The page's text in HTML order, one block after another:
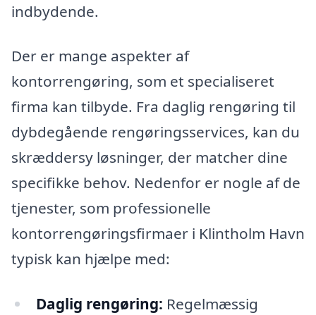
indbydende.
Der er mange aspekter af
kontorrengøring, som et specialiseret
firma kan tilbyde. Fra daglig rengøring til
dybdegående rengøringsservices, kan du
skræddersy løsninger, der matcher dine
specifikke behov. Nedenfor er nogle af de
tjenester, som professionelle
kontorrengøringsfirmaer i Klintholm Havn
typisk kan hjælpe med:
Daglig rengøring: Regelmæssig